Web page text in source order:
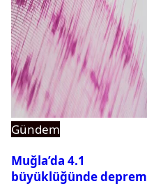
Gündem
Muğla’da 4.1
büyüklüğünde deprem